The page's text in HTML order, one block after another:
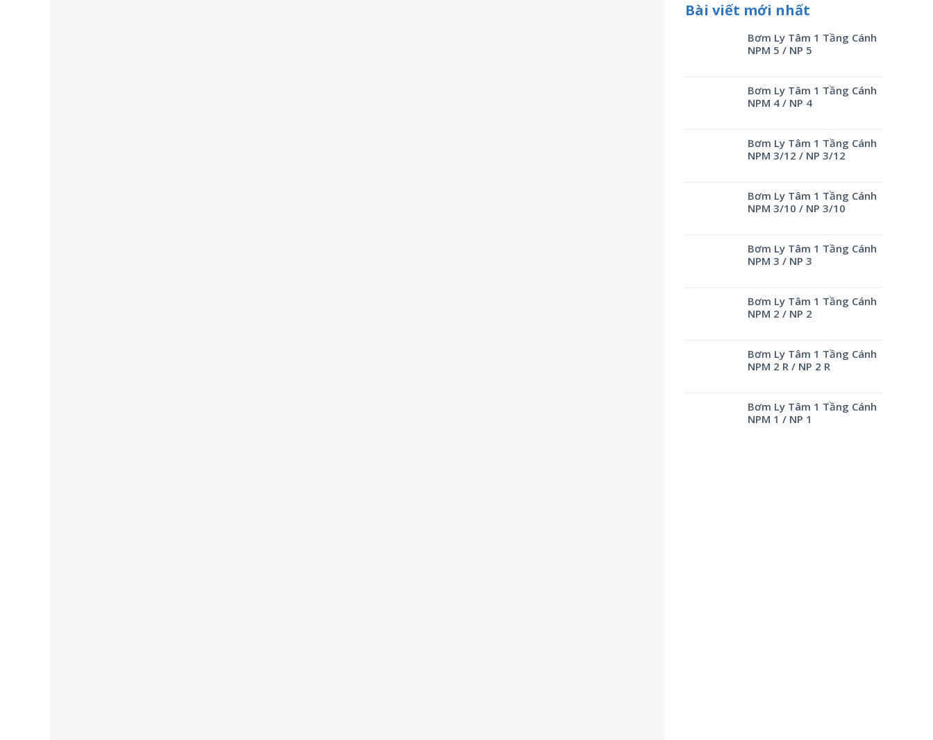
Bài viết mới nhất
Bơm Ly Tâm 1 Tầng Cánh
NPM 5 / NP 5
Bơm Ly Tâm 1 Tầng Cánh
NPM 4 / NP 4
Bơm Ly Tâm 1 Tầng Cánh
NPM 3/12 / NP 3/12
Bơm Ly Tâm 1 Tầng Cánh
NPM 3/10 / NP 3/10
Bơm Ly Tâm 1 Tầng Cánh
NPM 3 / NP 3
Bơm Ly Tâm 1 Tầng Cánh
NPM 2 / NP 2
Bơm Ly Tâm 1 Tầng Cánh
NPM 2 R / NP 2 R
Bơm Ly Tâm 1 Tầng Cánh
NPM 1 / NP 1